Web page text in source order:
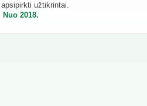
užtikrintai.
2018.